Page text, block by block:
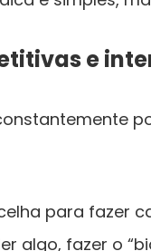
e
para fazer
algo, fazer o